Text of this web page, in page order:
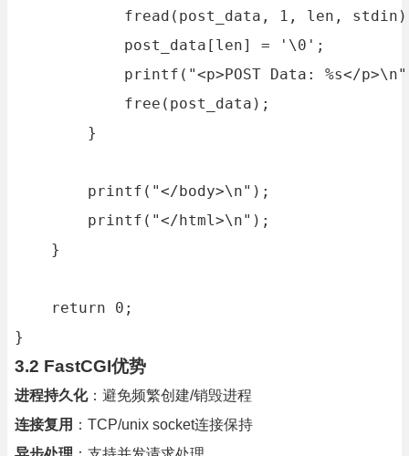
fread(post_data, 1, len,
            post_data[len] = '\0';
printf("<p>POST Data: %s</
            free(post_data);
        }
        printf("</body>\n");
        printf("</html>\n");
    }
    return 0;
}
3.2 FastCGI优势
进程持久化：避免频繁创建/销毁进程
连接复用 ：TCP/unix socket连接保持